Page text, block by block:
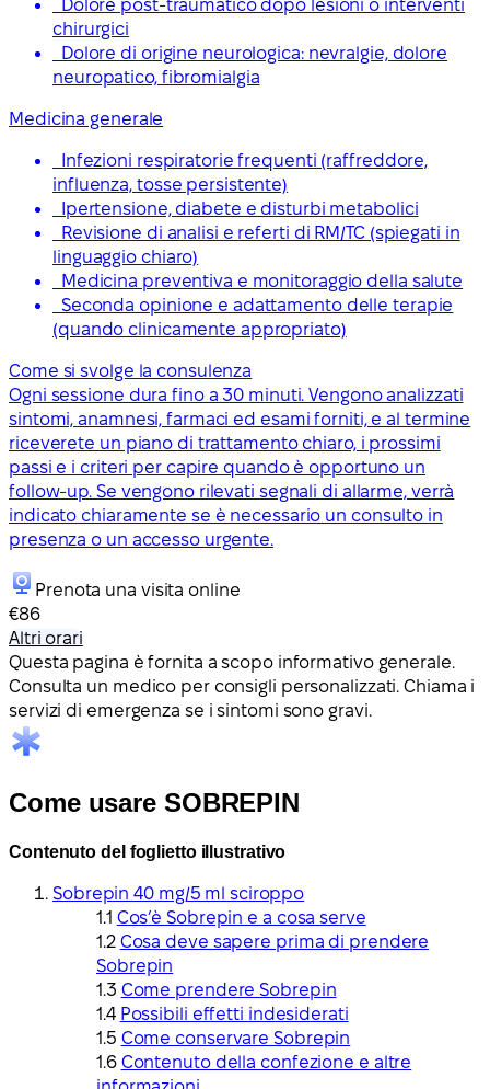
Dolore post-traumatico dopo lesioni o interventi
chirurgici
Dolore di origine neurologica: nevralgie, dolore
neuropatico, fibromialgia
Medicina generale
Infezioni respiratorie frequenti (raffreddore,
influenza, tosse persistente)
Ipertensione, diabete e disturbi metabolici
Revisione di analisi e referti di RM/TC (spiegati in
linguaggio chiaro)
Medicina preventiva e monitoraggio della salute
Seconda opinione e adattamento delle terapie
(quando clinicamente appropriato)
Come si svolge la consulenza
Ogni sessione dura fino a 30 minuti. Vengono analizzati
sintomi, anamnesi, farmaci ed esami forniti, e al termine
riceverete un piano di trattamento chiaro, i prossimi
passi e i criteri per capire quando è opportuno un
follow-up. Se vengono rilevati segnali di allarme, verrà
indicato chiaramente se è necessario un consulto in
presenza o un accesso urgente.
Prenota una visita online
€86
Altri orari
Questa pagina è fornita a scopo informativo generale.
Consulta un medico per consigli personalizzati. Chiama i
servizi di emergenza se i sintomi sono gravi.
Come usare SOBREPIN
Contenuto del foglietto illustrativo
Sobrepin 40 mg/5 ml sciroppo
Cos’è Sobrepin e a cosa serve
Cosa deve sapere prima di prendere
Sobrepin
Come prendere Sobrepin
Possibili effetti indesiderati
Come conservare Sobrepin
Contenuto della confezione e altre